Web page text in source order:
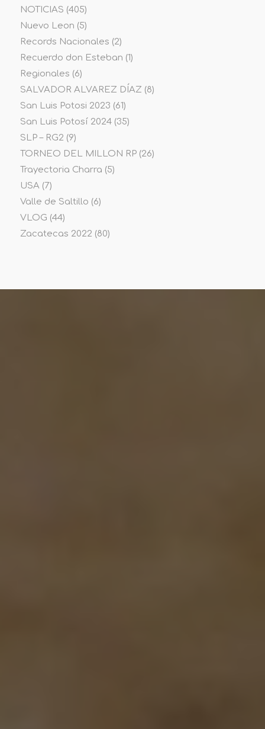
NOTICIAS (405)
Nuevo Leon (5)
Records Nacionales (2)
Recuerdo don Esteban (1)
Regionales (6)
SALVADOR ALVAREZ DÍAZ (8)
San Luis Potosi 2023 (61)
San Luis Potosí 2024(35)
SLP – RG2 (9)
TORNEO DEL MILLON RP(26)
Trayectoria Charra (5)
USA(7)
Valle de Saltillo (6)
VLOG (44)
Zacatecas 2022 (80)